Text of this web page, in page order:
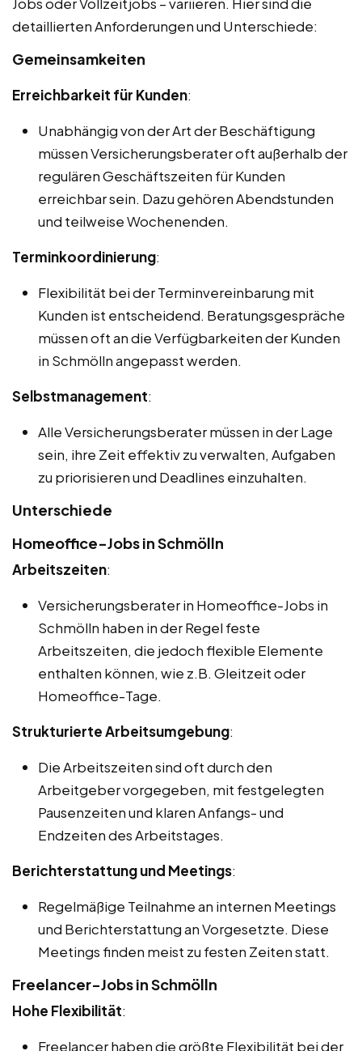
detaillierten Anforderungen und Unterschiede:
Gemeinsamkeiten
Erreichbarkeit für Kunden:
Unabhängig von der Art der Beschäftigung
müssen Versicherungsberater oft außerhalb der
regulären Geschäftszeiten für Kunden
erreichbar sein. Dazu gehören Abendstunden
und teilweise Wochenenden.
Terminkoordinierung:
Flexibilität bei der Terminvereinbarung mit
Kunden ist entscheidend. Beratungsgespräche
müssen oft an die Verfügbarkeiten der Kunden
in Schmölln angepasst werden.
Selbstmanagement:
Alle Versicherungsberater müssen in der Lage
sein, ihre Zeit effektiv zu verwalten, Aufgaben
zu priorisieren und Deadlines einzuhalten.
Unterschiede
Homeoffice-Jobs in Schmölln
Arbeitszeiten:
Versicherungsberater in Homeoffice-Jobs in
Schmölln haben in der Regel feste
Arbeitszeiten, die jedoch flexible Elemente
enthalten können, wie z.B. Gleitzeit oder
Homeoffice-Tage.
Strukturierte Arbeitsumgebung:
Die Arbeitszeiten sind oft durch den
Arbeitgeber vorgegeben, mit festgelegten
Pausenzeiten und klaren Anfangs- und
Endzeiten des Arbeitstages.
Berichterstattung und Meetings:
Regelmäßige Teilnahme an internen Meetings
und Berichterstattung an Vorgesetzte. Diese
Meetings finden meist zu festen Zeiten statt.
Freelancer-Jobs in Schmölln
Hohe Flexibilität:
Freelancer haben die größte Flexibilität bei der